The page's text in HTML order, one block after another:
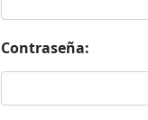
Contraseña: